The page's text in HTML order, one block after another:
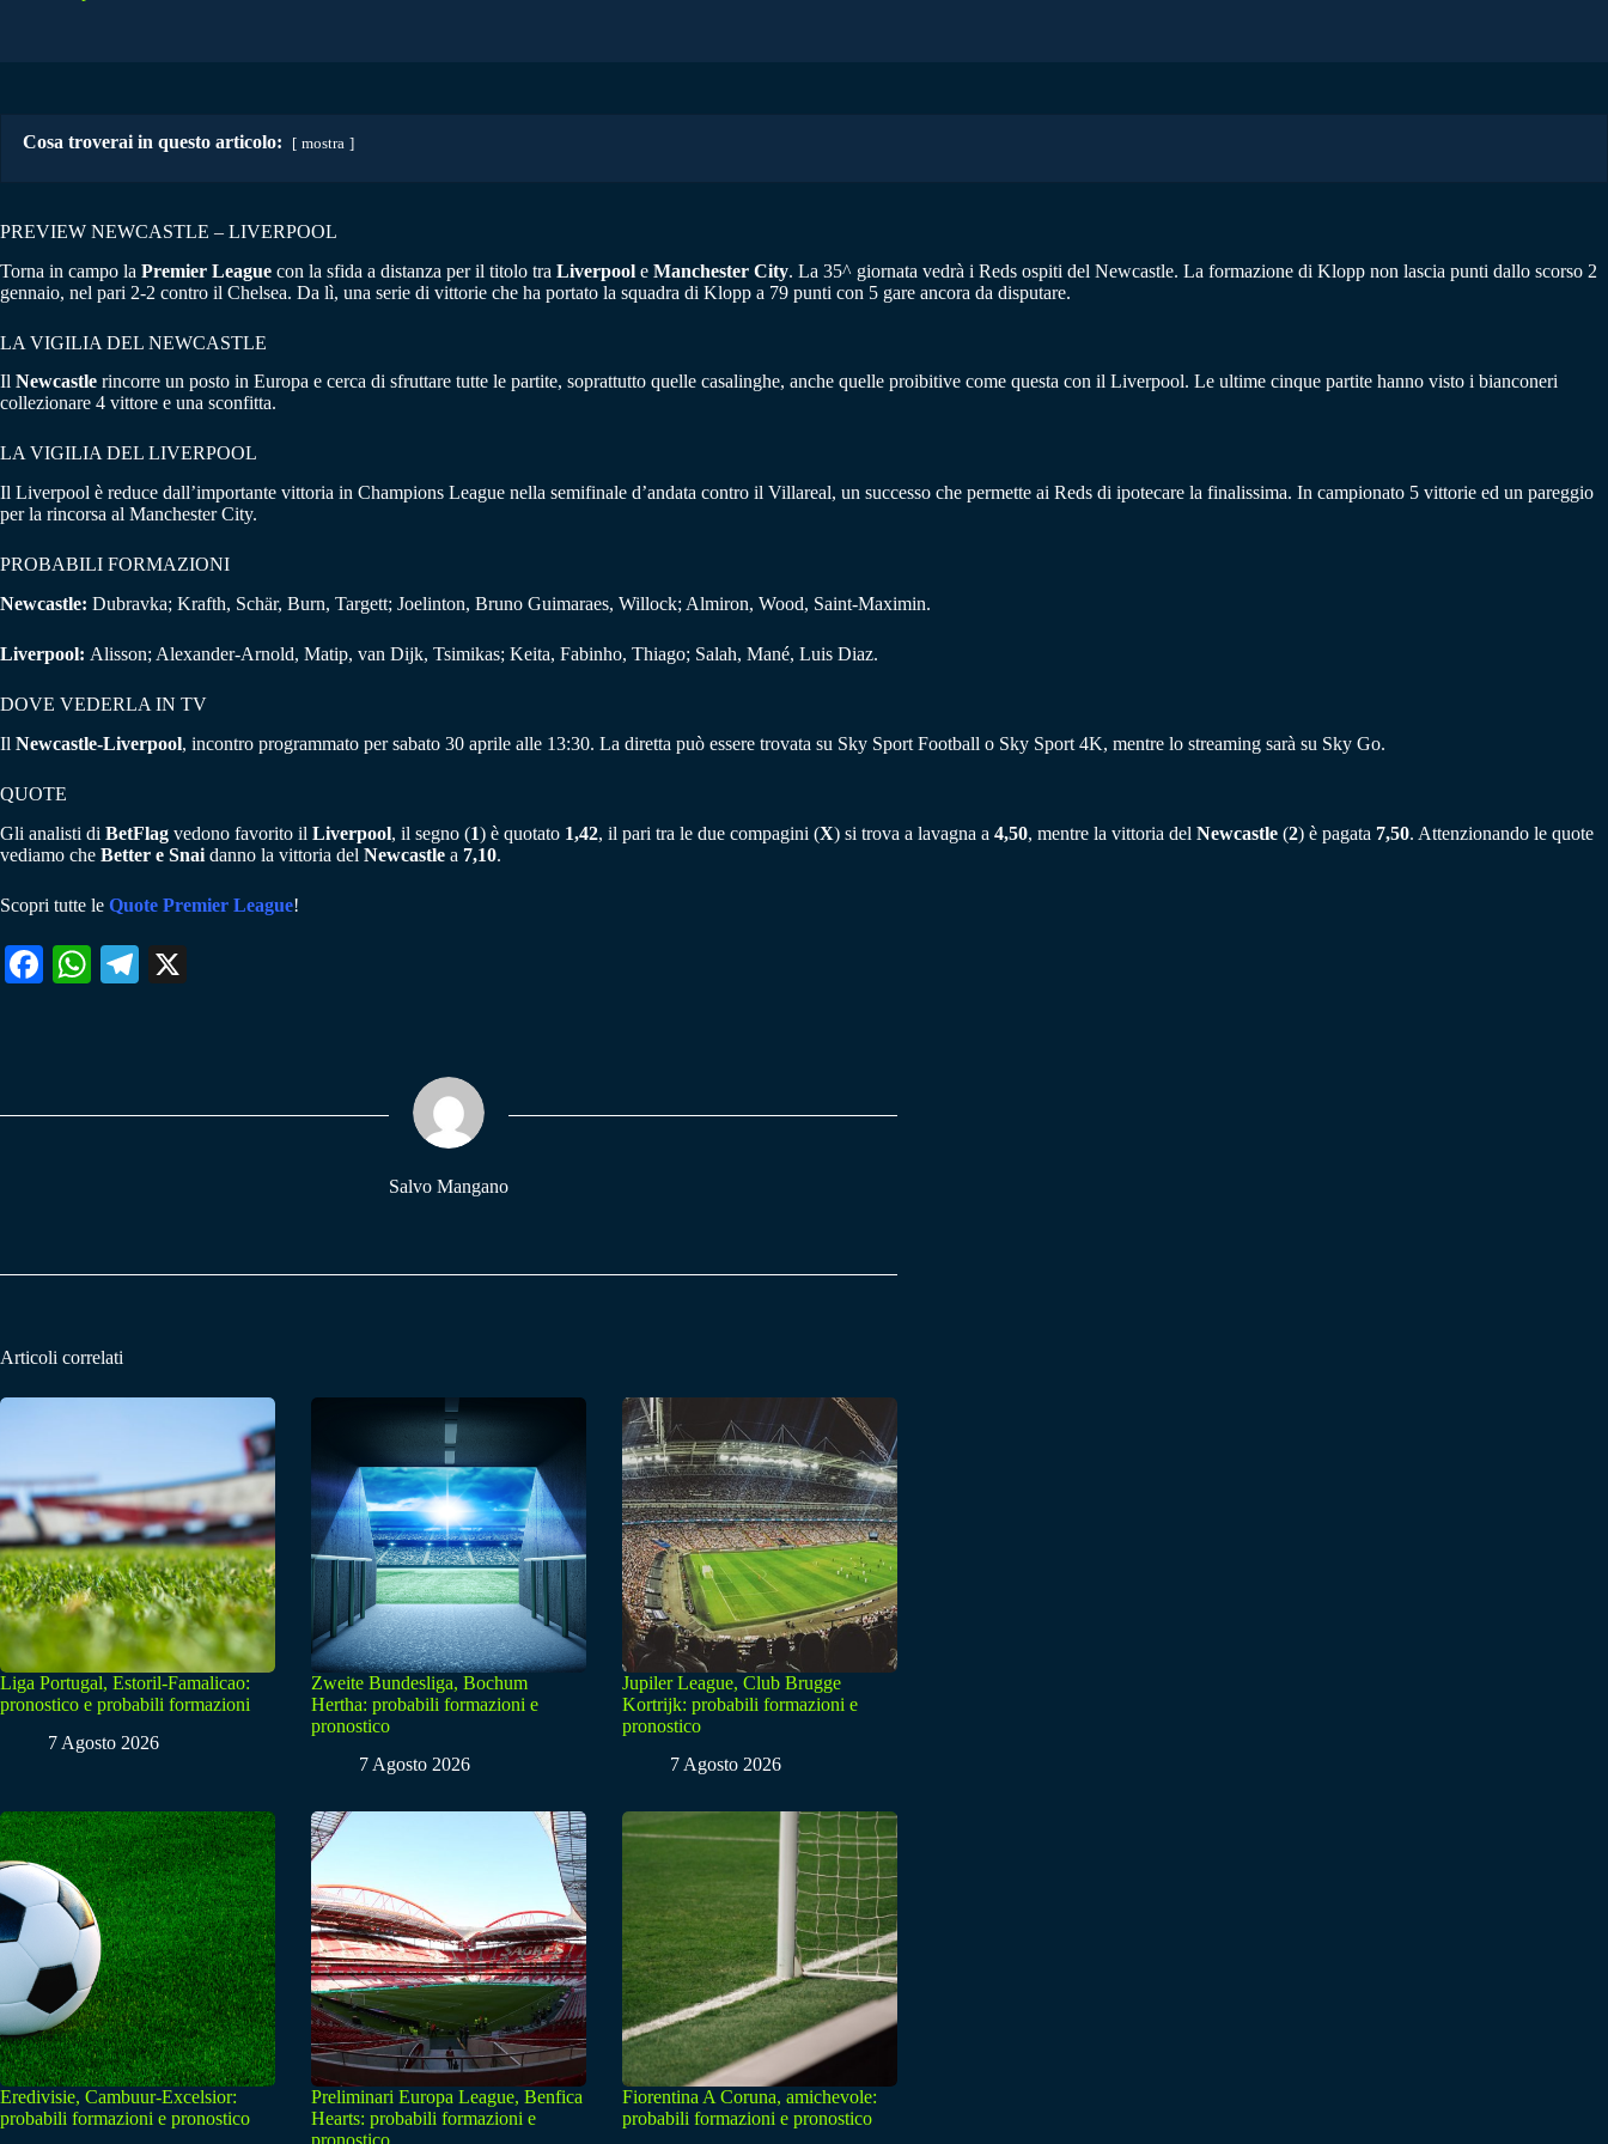
Cosa troverai in questo articolo: mostra
PREVIEW NEWCASTLE – LIVERPOOL
Torna in campo la Premier League con la sfida a distanza per il titolo tra Liverpool e Manchester City. La 35^ giornata vedrà i Reds ospiti del Newcastle. La formazione di Klopp non lascia punti dallo scorso 2
gennaio, nel pari 2-2 contro il Chelsea. Da lì, una serie di vittorie che ha portato la squadra di Klopp a 79 punti con 5 gare ancora da disputare.
LA VIGILIA DEL NEWCASTLE
Il Newcastle rincorre un posto in Europa e cerca di sfruttare tutte le partite, soprattutto quelle casalinghe, anche quelle proibitive come questa con il Liverpool. Le ultime cinque partite hanno visto i bianconeri
collezionare 4 vittore e una sconfitta.
LA VIGILIA DEL LIVERPOOL
Il Liverpool è reduce dall’importante vittoria in Champions League nella semifinale d’andata contro il Villareal, un successo che permette ai Reds di ipotecare la finalissima. In campionato 5 vittorie ed un pareggio
per la rincorsa al Manchester City.
PROBABILI FORMAZIONI
Newcastle: Dubravka; Krafth, Schär, Burn, Targett; Joelinton, Bruno Guimaraes, Willock; Almiron, Wood, Saint-Maximin.
Liverpool: Alisson; Alexander-Arnold, Matip, van Dijk, Tsimikas; Keita, Fabinho, Thiago; Salah, Mané, Luis Diaz.
DOVE VEDERLA IN TV
Il Newcastle-Liverpool, incontro programmato per sabato 30 aprile alle 13:30. La diretta può essere trovata su Sky Sport Football o Sky Sport 4K, mentre lo streaming sarà su Sky Go.
QUOTE
Gli analisti di BetFlag vedono favorito il Liverpool, il segno (1) è quotato 1,42, il pari tra le due compagini (X) si trova a lavagna a 4,50, mentre la vittoria del Newcastle (2) è pagata 7,50. Attenzionando le quote
vediamo che Better e Snai danno la vittoria del Newcastle a 7,10.
Scopri tutte le Quote Premier League!
Fa W
pp
Te
m
Salvo Mangano
Articoli correlati
Liga Portugal, Estoril-Famalicao:
pronostico e probabili formazioni
7 Agosto 2026
Zweite Bundesliga, Bochum
Hertha: probabili formazioni e
pronostico
7 Agosto 2026
Jupiler League, Club Brugge
Kortrijk: probabili formazioni e
pronostico
7 Agosto 2026
Eredivisie, Cambuur-Excelsior:
probabili formazioni e pronostico
Preliminari Europa League, Benfica
Hearts: probabili formazioni e
Fiorentina A Coruna, amichevole:
probabili formazioni e pronostico